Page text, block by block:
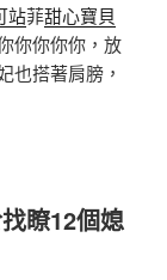
站菲甜心寶貝
你你你你，放
也搭著肩膀，
瞭12個媳